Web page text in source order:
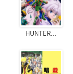
HUNTER...